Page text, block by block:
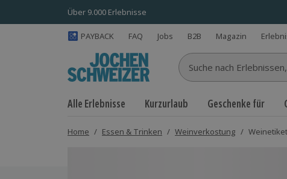
Über 9.000 Erlebnisse
PAYBACK FAQ Jobs B2B Magazin
Suche nach Erlebnissen...
Alle Erlebnisse Kurzurlaub Geschenke für
Home / Essen & Trinken / Weinverkostung /